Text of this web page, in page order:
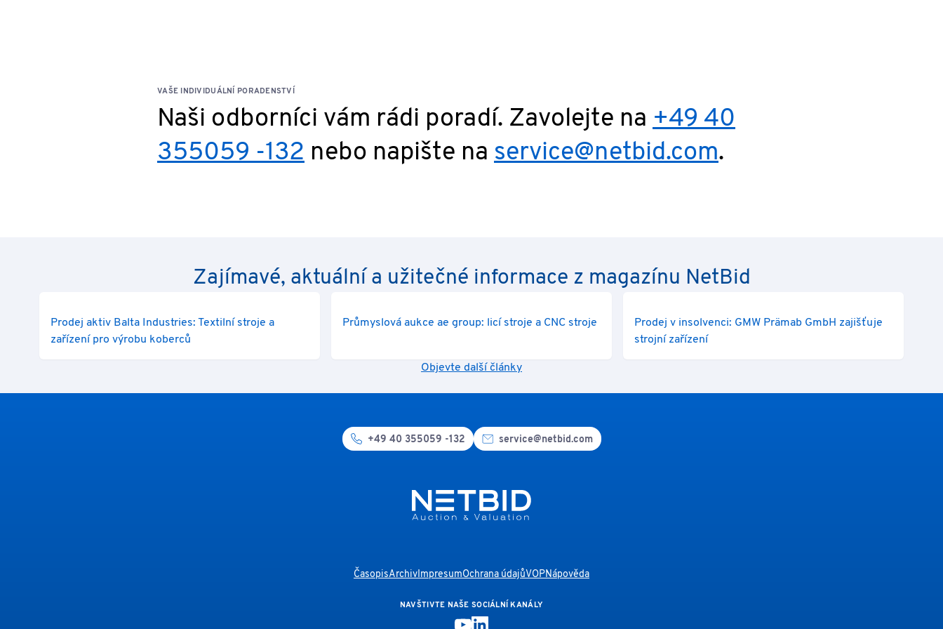
VAŠE INDIVIDUÁLNÍ PORADENSTVÍ
Naši odborníci vám rádi poradí. Zavolejte na +49 40
355059 -132 nebo napište na service@netbid.com.
Zajímavé, aktuální a užitečné informace z magazínu NetBid
Prodej aktiv Balta Industries: Textilní stroje a
zařízení pro výrobu koberců
Průmyslová aukce ae group: licí stroje a CNC stroje
Prodej v insolvenci: GMW Prämab GmbH zajišťuje
strojní zařízení
Objevte další články
+49 40 355059 -132 service@netbid.com
ČasopisArchivImpresumOchrana údajůVOPNápověda
NAVŠTIVTE NAŠE SOCIÁLNÍ KANÁLY